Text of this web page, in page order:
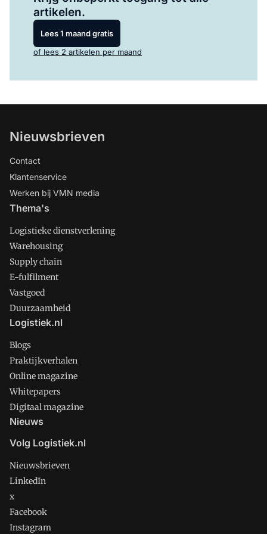
artikelen.
Lees 1 maand gratis
of lees 2 artikelen per maand
Nieuwsbrieven
Contact
Klantenservice
Werken bij VMN media
Thema's
Logistieke dienstverlening
Warehousing
Supply chain
E-fulfilment
Vastgoed
Duurzaamheid
Logistiek.nl
Blogs
Praktijkverhalen
Online magazine
Whitepapers
Digitaal magazine
Nieuws
Volg Logistiek.nl
Nieuwsbrieven
LinkedIn
x
Facebook
Instagram